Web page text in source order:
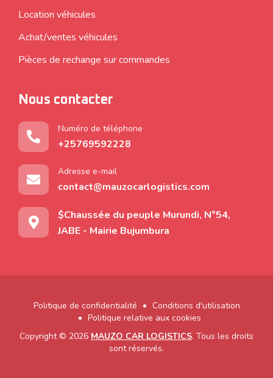
Location véhicules
Achat/ventes véhicules
Pièces de rechange sur commandes
Nous contacter
Numéro de téléphone
+25769592228
Adresse e-mail
contact@mauzocarlogistics.com
$Chaussée du peuple Murundi, N°54,
JABE - Mairie Bujumbura
Copyright © 2026 MAUZO CAR LOGISTICS. Tous les droits
sont réservés.
Politique de confidentialité
Conditions d'utilisation
Politique relative aux cookies